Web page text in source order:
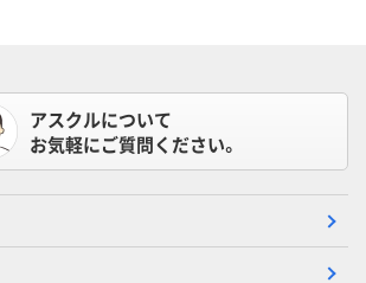
アスクルについて
お気軽にご質問ください。